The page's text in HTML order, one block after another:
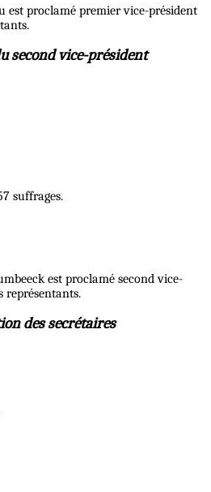
est proclamé premier vice-président
second vice-président
suffrages.
est proclamé second vice-
représentants.
des secrétaires